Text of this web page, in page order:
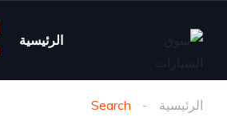
الرئيسية
الرئيسية Search